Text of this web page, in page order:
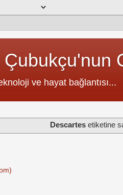
Çubukçu'nun
ve hayat bağlantısı...
Descartes etiketine